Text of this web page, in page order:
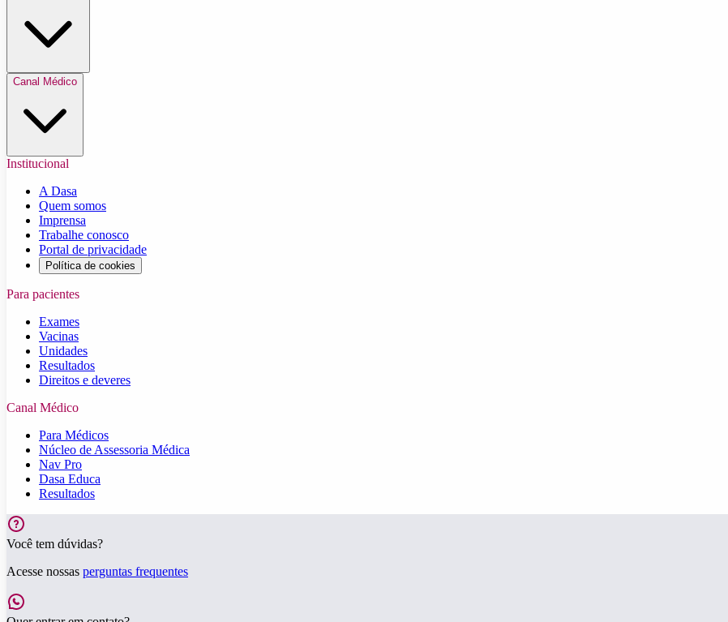
Canal Médico
Institucional
A Dasa
Quem somos
Imprensa
Trabalhe conosco
Portal de privacidade
Política de cookies
Para pacientes
Exames
Vacinas
Unidades
Resultados
Direitos e deveres
Canal Médico
Para Médicos
Núcleo de Assessoria Médica
Nav Pro
Dasa Educa
Resultados
Você tem dúvidas?
Acesse nossas perguntas frequentes